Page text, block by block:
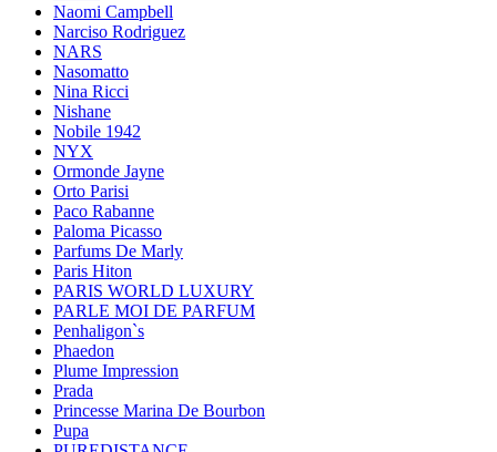
Naomi Campbell
Narciso Rodriguez
NARS
Nasomatto
Nina Ricci
Nishane
Nobile 1942
NYX
Ormonde Jayne
Orto Parisi
Paco Rabanne
Paloma Picasso
Parfums De Marly
Paris Hiton
PARIS WORLD LUXURY
PARLE MOI DE PARFUM
Penhaligon`s
Phaedon
Plume Impression
Prada
Princesse Marina De Bourbon
Pupa